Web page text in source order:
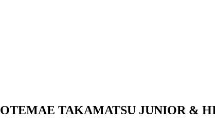
OTEMAE TAKAMATSU JUNIOR &